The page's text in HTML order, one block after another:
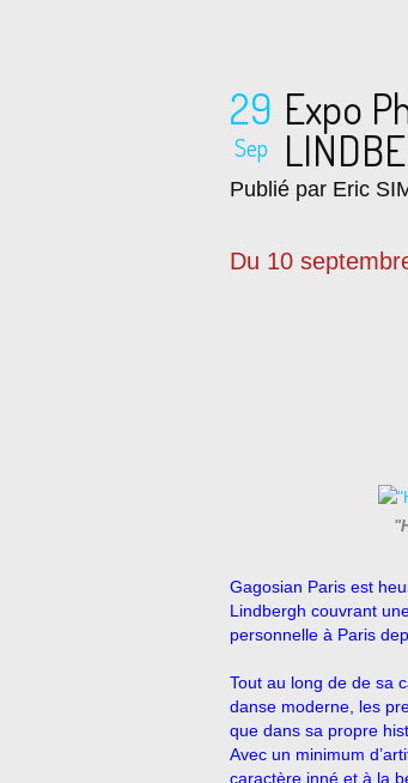
29
Sep
Expo
Publié par Eric
Du 10
Gagosian Paris est
Lindbergh couvrant
personnelle à Paris
Tout au long de de sa
danse moderne, les
que dans sa propre
Avec un minimum
caractère inné et à la